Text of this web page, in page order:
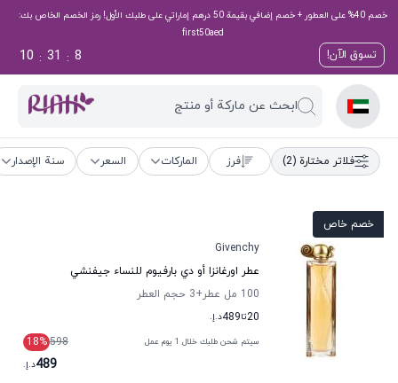
خصم 40% على العطور + خصم إضافي بقيمة 50 درهم إماراتي على طلبك الأول! رمز الخصم الخاص بك:
first50aed
تسوق الآن! 7
:
31
:
10
ابحث عن ماركة أو منتج
فلاتر مختارة (2) فرز الماركات السعر سنة الإصدار
خصم خاص
Givenchy
عطر اورغانزا أو دي بارفيوم للنساء جيفنشي
100 مل عطر
+3
حجم العطر
20تا489د.إ.
سيتم شحن طلبك خلال 1 يوم عمل 598
18%
489د.إ.